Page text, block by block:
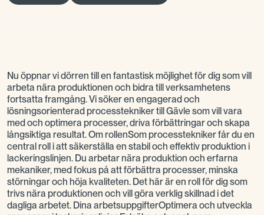
Nu öppnar vi dörren till en fantastisk möjlighet för dig som vill
arbeta nära produktionen och bidra till verksamhetens
fortsatta framgång. Vi söker en engagerad och
lösningsorienterad processtekniker till Gävle som vill vara
med och optimera processer, driva förbättringar och skapa
långsiktiga resultat. Om rollenSom processtekniker får du en
central roll i att säkerställa en stabil och effektiv produktion i
lackeringslinjen. Du arbetar nära produktion och erfarna
mekaniker, med fokus på att förbättra processer, minska
störningar och höja kvaliteten. Det här är en roll för dig som
trivs nära produktionen och vill göra verklig skillnad i det
dagliga arbetet. Dina arbetsuppgifterOptimera och utveckla